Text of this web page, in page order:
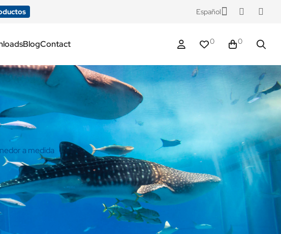
Español
BlogContact 0 0
a medida